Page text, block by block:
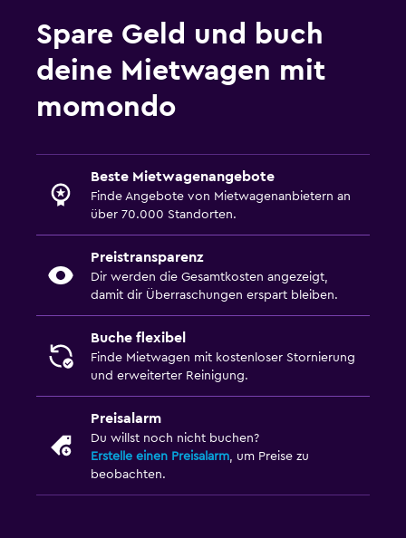
Spare Geld und buch
deine Mietwagen mit
momondo
Beste Mietwagenangebote
Finde Angebote von Mietwagenanbietern an
über 70.000 Standorten.
Preistransparenz
Dir werden die Gesamtkosten angezeigt,
damit dir Überraschungen erspart bleiben.
Buche flexibel
Finde Mietwagen mit kostenloser Stornierung
und erweiterter Reinigung.
Preisalarm
Du willst noch nicht buchen?
Erstelle einen Preisalarm, um Preise zu
beobachten.